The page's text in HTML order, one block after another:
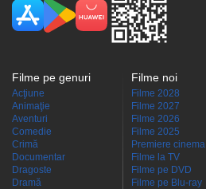
Filme pe genuri
Acţiune
Animaţie
Aventuri
Comedie
Crimă
Documentar
Dragoste
Dramă
Filme noi
Filme 2028
Filme 2027
Filme 2026
Filme 2025
Premiere cinema
Filme la TV
Filme pe DVD
Filme pe Blu-ray